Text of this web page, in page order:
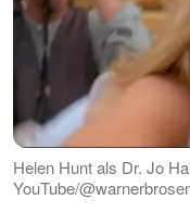
Helen Hunt als Dr. Jo
YouTube/